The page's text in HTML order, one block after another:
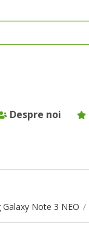
Despre noi
Note 3 NEO /